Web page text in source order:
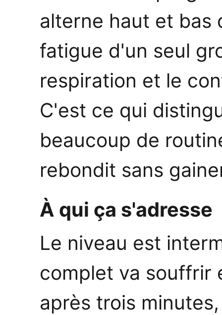
alterne haut et bas
fatigue d'un seul
respiration et le
C'est ce qui
beaucoup de
rebondit sans
À qui ça s'adresse
Le niveau est
complet va souffrir
après trois